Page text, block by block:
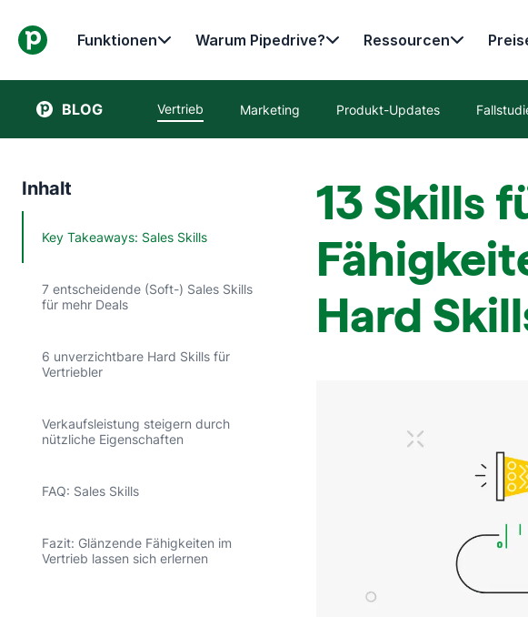
Funktionen Warum Pipedrive? Ressourcen
BLOG Vertrieb Marketing Produkt-Updates
In
Inhalt
Key Takeaways: Sales Skills
7 entscheidende (Soft-) Sales Skills
für mehr Deals
6 unverzichtbare Hard Skills für
Vertriebler
Verkaufsleistung steigern durch
nützliche Eigenschaften
FAQ: Sales Skills
Fazit: Glänzende Fähigkeiten im
Vertrieb lassen sich erlernen
13 Skills
Hard